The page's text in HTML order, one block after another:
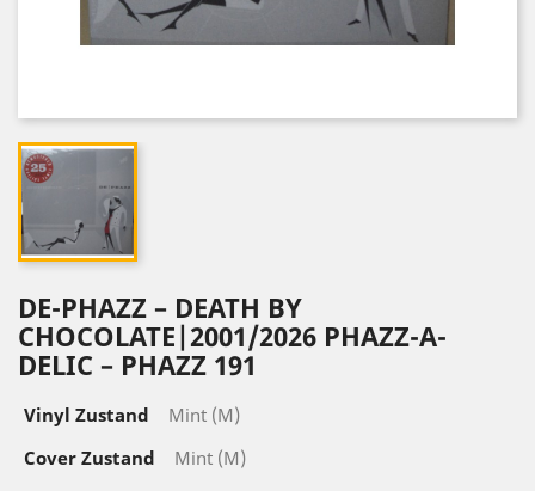
DE-PHAZZ – DEATH BY
CHOCOLATE|2001/2026 PHAZZ-A-
DELIC – PHAZZ 191
Vinyl Zustand
Mint (M)
Cover Zustand
Mint (M)